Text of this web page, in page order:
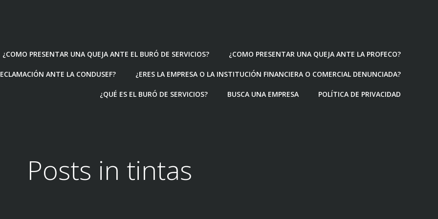
¿COMO PRESENTAR UNA QUEJA ANTE EL BURÓ DE SERVICIOS? ¿COMO PRESENTAR UNA QUEJA ANTE LA PROFECO?
ANTE LA CONDUSEF? ¿ERES LA EMPRESA O LA INSTITUCIÓN FINANCIERA O COMERCIAL DENUNCIADA?
¿QUÉ ES EL BURÓ DE SERVICIOS? BUSCA UNA EMPRESA POLÍTICA DE PRIVACIDAD
Posts in tintas